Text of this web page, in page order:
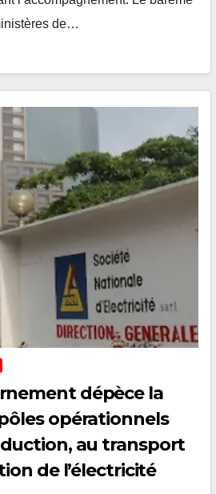
de…
dépèce la
opérationnels
au transport
de l’électricité